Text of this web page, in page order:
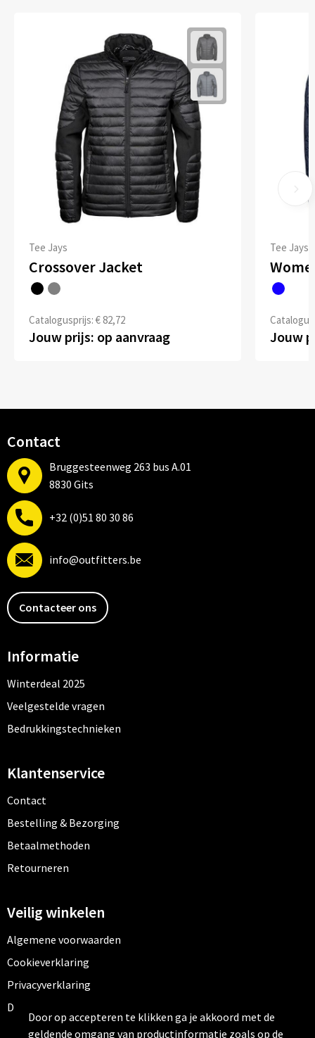
Tee Jays
Crossover Jacket
Catalogusprijs: € 82,72
Jouw prijs: op aanvraag
Tee Jays
Jouw
Contact
Bruggesteenweg 263 bus A.01
8830 Gits
+32 (0)51 80 30 86
info@outfitters.be
Contacteer ons
Informatie
Winterdeal 2025
Veelgestelde vragen
Bedrukkingstechnieken
Klantenservice
Contact
Bestelling & Bezorging
Betaalmethoden
Retourneren
Veilig winkelen
Algemene voorwaarden
Cookieverklaring
Privacyverklaring
Disclaimer
Door op accepteren te klikken ga je akkoord met de
geldende omgang van productinformatie zoals op de